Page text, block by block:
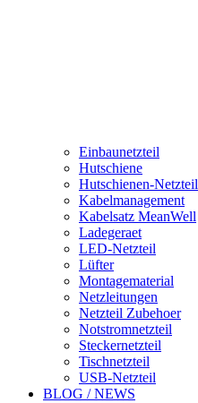
Einbaunetzteil
Hutschiene
Hutschienen-Netzteil
Kabelmanagement
Kabelsatz MeanWell
Ladegeraet
LED-Netzteil
Lüfter
Montagematerial
Netzleitungen
Netzteil Zubehoer
Notstromnetzteil
Steckernetzteil
Tischnetzteil
USB-Netzteil
BLOG / NEWS